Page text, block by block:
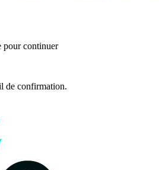
pour continuer
de confirmation.